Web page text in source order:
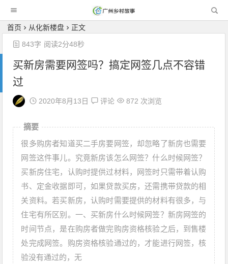
首页 从化新楼盘 正文
买新房需要网签吗？搞定网签几点不容错
过
2020年8月13日 评论 872 次浏览
843字 阅读2分48秒
摘要
很多购房者知道买二手房要网签，却忽略了新房也需要
网签这件事儿。究竟新房该怎么网签？什么时候网签？
买新房住宅，认购时提供过材料，网签时只需带着认购
书、定金收据即可，如果贷款买房，还需携带贷款的相
关资料。若买新房，认购时需要提供的材料有很多，与
住宅有所区别。一、买新房什么时候网签？新房网签的
时间节点，是在购房者做完购房资格核验之后，到售楼
处完成网签。购房资格核验通过的，才能进行网签，核
验没有通过的，无